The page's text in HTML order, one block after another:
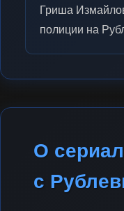
Гриша
полиции на
О
с